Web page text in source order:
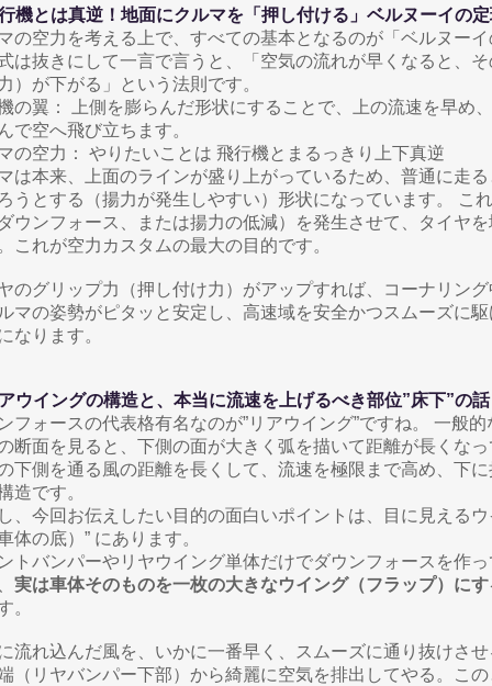
機とは真逆！地面にクルマを「押し付ける」ベルヌーイの
の空力を考える上で、すべての基本となるのが「ベルヌー
は抜きにして一言で言うと、「空気の流れが早くなると、
）が下がる」という法則です。
の翼： 上側を膨らんだ形状にすることで、上の流速を早め
で空へ飛び立ちます。
の空力： やりたいことは 飛行機とまるっきり上下真逆
は本来、上面のラインが盛り上がっているため、普通に走
うとする（揚力が発生しやすい）形状になっています。 こ
ウンフォース、または揚力の低減）を発生させて、タイヤ
これが空力カスタムの最大の目的です。
のグリップ力（押し付け力）がアップすれば、コーナリン
マの姿勢がピタッと安定し、高速域を安全かつスムーズに
なります。
ウイングの構造と、本当に流速を上げるべき部位”床下”の話
フォースの代表格有名なのが”リアウイング”ですね。 一般
断面を見ると、下側の面が大きく弧を描いて距離が長くな
下側を通る風の距離を長くして、流速を極限まで高め、下
造です。
、今回お伝えしたい目的の面白いポイントは、目に見える
体の底）” にあります。
トバンパーやリヤウイング単体だけでダウンフォースを作
実は車体そのものを一枚の大きなウイング（フラップ）にす
。
流れ込んだ風を、いかに一番早く、スムーズに通り抜けさ
（リヤバンパー下部）から綺麗に空気を排出してやる。こ